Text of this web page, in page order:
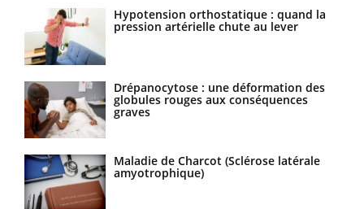
Hypotension orthostatique : quand la
pression artérielle chute au lever
Drépanocytose : une déformation des
globules rouges aux conséquences
graves
Maladie de Charcot (Sclérose latérale
amyotrophique)